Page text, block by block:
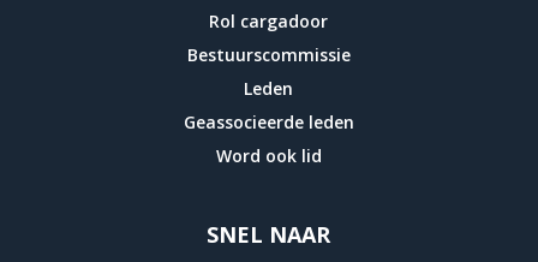
Rol cargadoor
Bestuurscommissie
Leden
Geassocieerde leden
Word ook lid
SNEL NAAR